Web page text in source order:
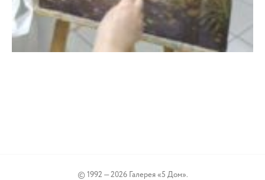
© 1992 — 2026 Галерея «5 Дом».